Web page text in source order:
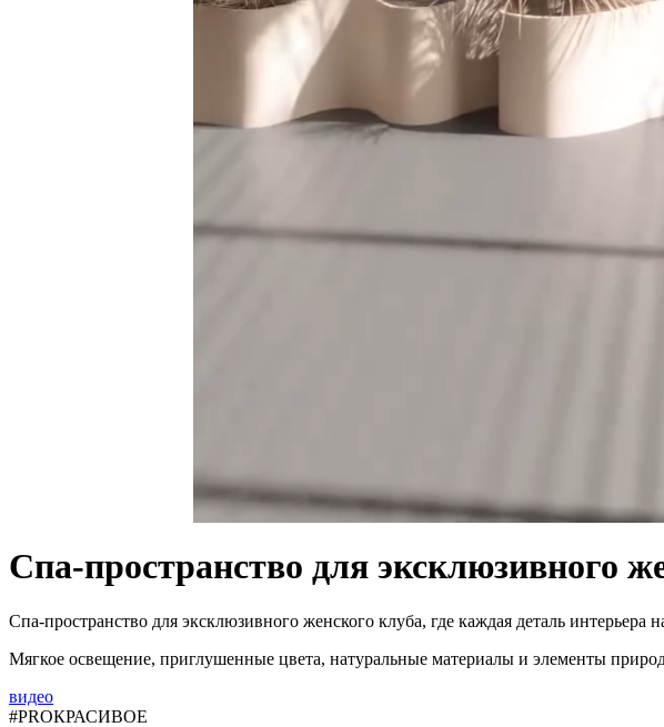
Спа-пространство для эксклюзивного
Спа-пространство для эксклюзивного женского клуба, где каждая деталь
Мягкое освещение, приглушенные цвета, натуральные материалы и элементы
видео
#PROКРАСИВОЕ